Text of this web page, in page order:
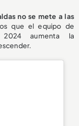
no se mete a las
que el equipo de
2024 aumenta la